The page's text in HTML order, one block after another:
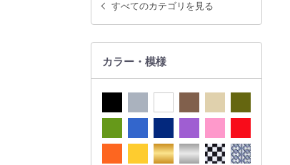
すべてのカテゴリを見る
カラー・模様